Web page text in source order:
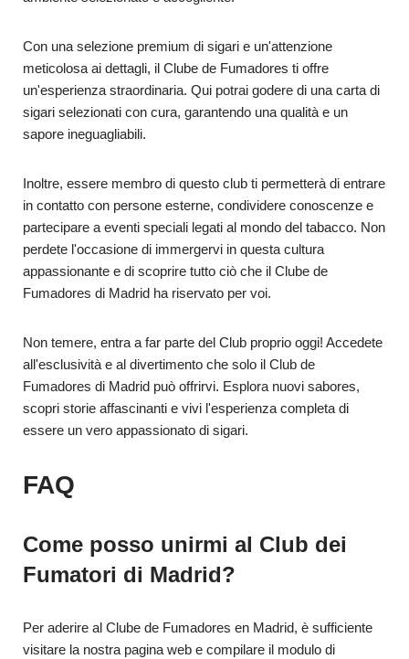
Con una selezione premium di sigari e un'attenzione
meticolosa ai dettagli, il Clube de Fumadores ti offre
un'esperienza straordinaria. Qui potrai godere di una carta di
sigari selezionati con cura, garantendo una qualità e un
sapore ineguagliabili.
Inoltre, essere membro di questo club ti permetterà di entrare
in contatto con persone esterne, condividere conoscenze e
partecipare a eventi speciali legati al mondo del tabacco. Non
perdete l'occasione di immergervi in questa cultura
appassionante e di scoprire tutto ciò che il Clube de
Fumadores di Madrid ha riservato per voi.
Non temere, entra a far parte del Club proprio oggi! Accedete
all'esclusività e al divertimento che solo il Club de
Fumadores di Madrid può offrirvi. Esplora nuovi sabores,
scopri storie affascinanti e vivi l'esperienza completa di
essere un vero appassionato di sigari.
FAQ
Come posso unirmi al Club dei
Fumatori di Madrid?
Per aderire al Clube de Fumadores en Madrid, è sufficiente
visitare la nostra pagina web e compilare il modulo di